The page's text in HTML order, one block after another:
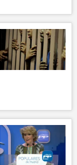
Comisión Intergubernamental Mixta Hispano-Rusa de Cooperación Económica e Industria